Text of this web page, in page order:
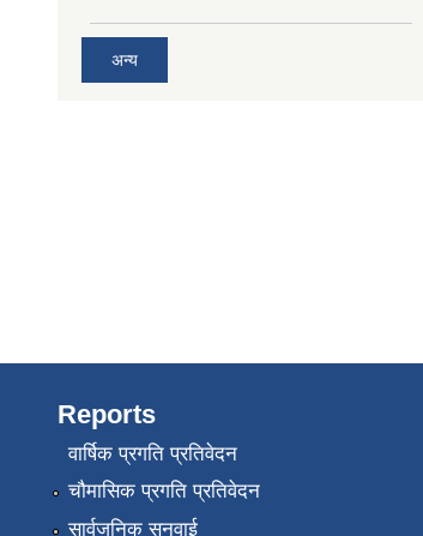
अन्य
Reports
वार्षिक प्रगति प्रतिवेदन
चौमासिक प्रगति प्रतिवेदन
सार्वजनिक सुनुवाई